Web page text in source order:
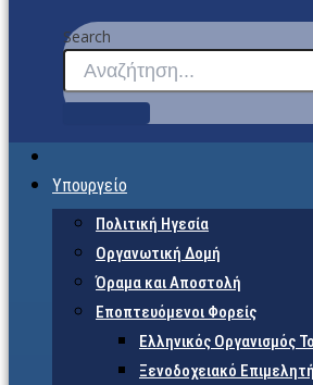
Search
Υπουργείο
Πολιτική Ηγεσία
Οργανωτική Δομή
Όραμα και Αποστολή
Εποπτευόμενοι Φορείς
Eλληνικός Οργανισμός
Ξενοδοχειακό